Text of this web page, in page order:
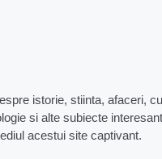
istorie, stiinta, afaceri,
si alte subiecte
acestui site captivant.